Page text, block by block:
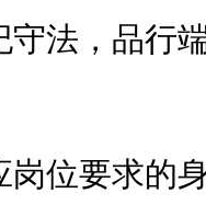
，品行端
位要求的